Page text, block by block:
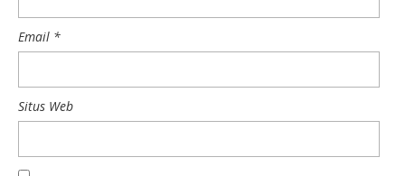
Email *
Situs Web